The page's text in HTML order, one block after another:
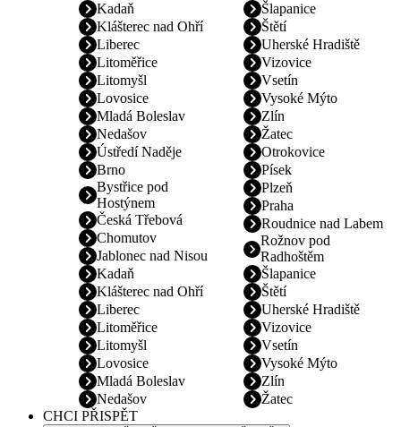
Kadaň
Klášterec nad Ohří
Liberec
Litoměřice
Litomyšl
Lovosice
Mladá Boleslav
Nedašov
Šlapanice
Štětí
Uherské Hradiště
Vizovice
Vsetín
Vysoké Mýto
Zlín
Žatec
Ústředí Naděje
Brno
Bystřice pod
Hostýnem
Česká Třebová
Chomutov
Jablonec nad Nisou
Kadaň
Klášterec nad Ohří
Liberec
Litoměřice
Litomyšl
Lovosice
Mladá Boleslav
Nedašov
Otrokovice
Písek
Plzeň
Praha
Roudnice nad Labem
Rožnov pod
Radhoštěm
Šlapanice
Štětí
Uherské Hradiště
Vizovice
Vsetín
Vysoké Mýto
Zlín
Žatec
CHCI PŘISPĚT